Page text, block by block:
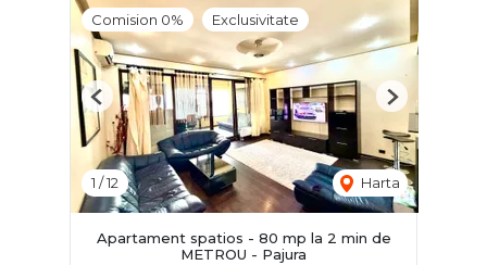
Comision 0% Exclusivitate
1 /12 Harta
Previous Next
Apartament spatios - 80 mp la 2 min de
METROU - Pajura